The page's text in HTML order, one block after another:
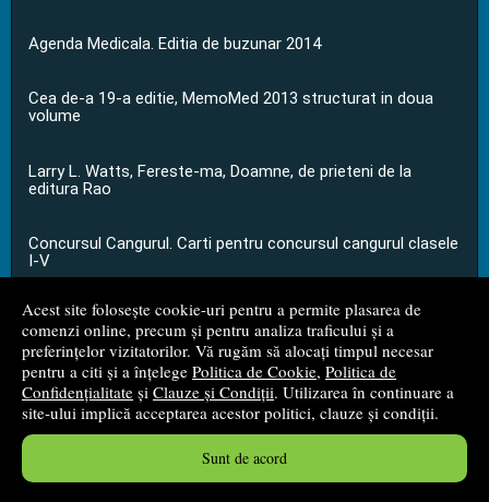
Acest site folosește cookie-uri pentru a permite plasarea de
comenzi online, precum și pentru analiza traficului și a
preferințelor vizitatorilor. Vă rugăm să alocați timpul necesar
pentru a citi și a înțelege Politica de Cookie, Politica de
Confidențialitate și Clauze și Condiții. Utilizarea în continuare a
site-ului implică acceptarea acestor politici, clauze și condiții.
Sunt de acord
Agenda Medicala. Editia de buzunar 2014
Cea de-a 19-a editie, MemoMed 2013 structurat in doua
volume
Larry L. Watts, Fereste-ma, Doamne, de prieteni de la
editura Rao
Concursul Cangurul. Carti pentru concursul cangurul clasele
I-V
...toate știrile
© 2008 - 2026S.C. M.G. Net Distribution S.R.L.
Magazin onlinecreat deVital Soft